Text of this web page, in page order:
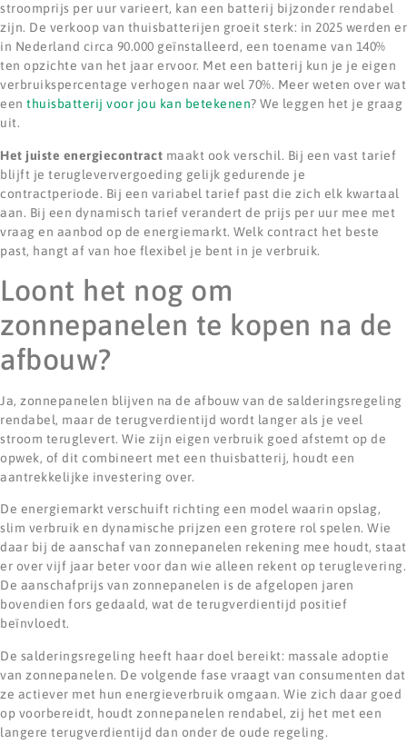
stroomprijs per uur varieert, kan een batterij bijzonder rendabel
zijn. De verkoop van thuisbatterijen groeit sterk: in 2025 werden er
in Nederland circa 90.000 geïnstalleerd, een toename van 140%
ten opzichte van het jaar ervoor. Met een batterij kun je je eigen
verbruikspercentage verhogen naar wel 70%. Meer weten over wat
een thuisbatterij voor jou kan betekenen? We leggen het je graag
uit.
Het juiste energiecontract maakt ook verschil. Bij een vast tarief
blijft je terugleververgoeding gelijk gedurende je
contractperiode. Bij een variabel tarief past die zich elk kwartaal
aan. Bij een dynamisch tarief verandert de prijs per uur mee met
vraag en aanbod op de energiemarkt. Welk contract het beste
past, hangt af van hoe flexibel je bent in je verbruik.
Loont het nog om
zonnepanelen te kopen na de
afbouw?
Ja, zonnepanelen blijven na de afbouw van de salderingsregeling
rendabel, maar de terugverdientijd wordt langer als je veel
stroom teruglevert. Wie zijn eigen verbruik goed afstemt op de
opwek, of dit combineert met een thuisbatterij, houdt een
aantrekkelijke investering over.
De energiemarkt verschuift richting een model waarin opslag,
slim verbruik en dynamische prijzen een grotere rol spelen. Wie
daar bij de aanschaf van zonnepanelen rekening mee houdt, staat
er over vijf jaar beter voor dan wie alleen rekent op teruglevering.
De aanschafprijs van zonnepanelen is de afgelopen jaren
bovendien fors gedaald, wat de terugverdientijd positief
beïnvloedt.
De salderingsregeling heeft haar doel bereikt: massale adoptie
van zonnepanelen. De volgende fase vraagt van consumenten dat
ze actiever met hun energieverbruik omgaan. Wie zich daar goed
op voorbereidt, houdt zonnepanelen rendabel, zij het met een
langere terugverdientijd dan onder de oude regeling.